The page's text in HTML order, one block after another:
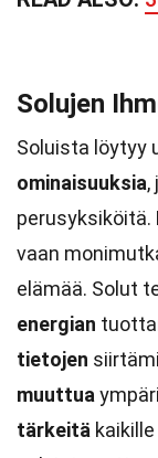
Solujen
Soluista löytyy
ominaisuuksia,
perusyksiköitä.
vaan
elämää. Solut
energian
tietojen
muuttua
tärkeitä